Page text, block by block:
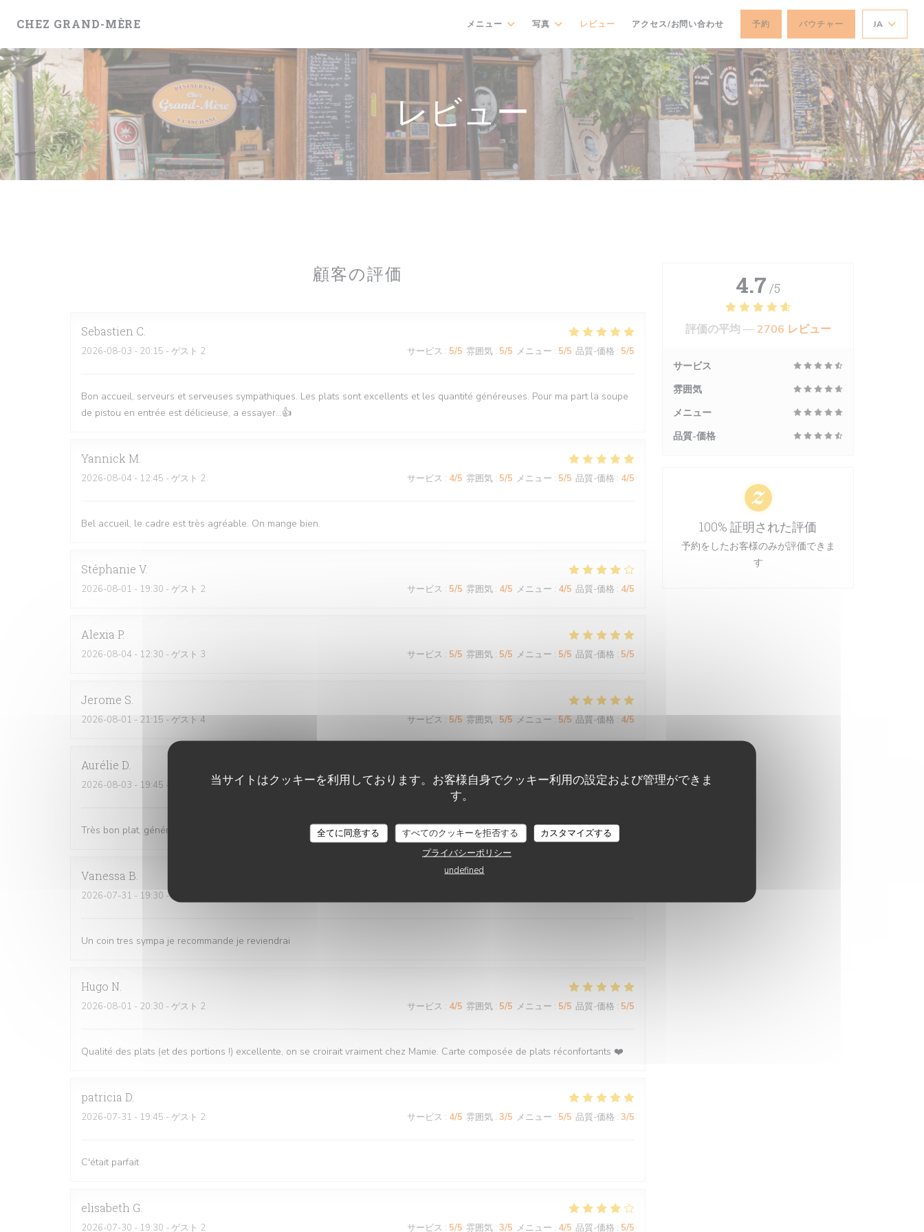
当サイトはクッキーを利用しております。お客様自身でクッキー利用の設定および管理ができま
す。
全てに同意する すべてのクッキーを拒否する
カスタマイズする
プライバシーポリシー
undefined
CHEZ GRAND-MÈRE メニュー 写真 レビュー アクセス/お問い合わせ 予約 バウチャー JA
レビュー
顧客の評価
Sebastien C
2026-08-03 - 20:15 - ゲスト 2 サービス : 5/5 雰囲気 : 5/5 メニュー : 5/5 品質-価格 : 5/5
Bon accueil, serveurs et serveuses sympathiques. Les plats sont excellents et les quantité généreuses. Pour ma part la soupe
de pistou en entrée est délicieuse, a essayer...👍
Yannick M
2026-08-04 - 12:45 - ゲスト 2 サービス : 4/5 雰囲気 : 5/5 メニュー : 5/5 品質-価格 : 4/5
Bel accueil, le cadre est très agréable. On mange bien.
Stéphanie V
2026-08-01 - 19:30 - ゲスト 2 サービス : 5/5 雰囲気 : 4/5 メニュー : 4/5 品質-価格 : 4/5
Alexia P
2026-08-04 - 12:30 - ゲスト 3 サービス : 5/5 雰囲気 : 5/5 メニュー : 5/5 品質-価格 : 5/5
Jerome S
2026-08-01 - 21:15 - ゲスト 4 サービス : 5/5 雰囲気 : 5/5 メニュー : 5/5 品質-価格 : 4/5
Aurélie D
2026-08-03 - 19:45 - ゲスト 2 サービス:5/5 雰囲気 :5/5 メニュー: 5/5 品質-価格: 5/5
Très bon plat, généreux... Très bien. Personnel très agréable
Vanessa B
2026-07-31 - 19:30 - ゲスト 3
Un coin tres sympa je recommande je reviendrai
Hugo N
2026-08-01 - 20:30 - ゲスト 2 サービス : 4/5 雰囲気 : 5/5 メニュー : 5/5 品質-価格 : 5/5
Qualité des plats (et des portions !) excellente, on se croirait vraiment chez Mamie. Carte composée de plats réconfortants ❤️
patricia D
2026-07-31 - 19:45 - ゲスト 2 サービス : 4/5 雰囲気 : 3/5 メニュー : 5/5 品質-価格 : 3/5
C'était parfait
elisabeth G
2026-07-30 - 19:30 - ゲスト 2 サービス : 5/5 雰囲気 : 3/5 メニュー : 4/5 品質-価格 : 5/5
4.7 /5
評価の平均 —2706 レビュー
サービス
雰囲気
メニュー
品質-価格
100% 証明された評価
予約をしたお客様のみが評価できま
す
CHEZ GRAND-MÈRE